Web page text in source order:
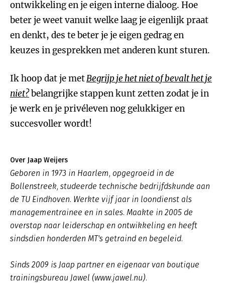
ontwikkeling en je eigen interne dialoog. Hoe
beter je weet vanuit welke laag je eigenlijk praat
en denkt, des te beter je je eigen gedrag en
keuzes in gesprekken met anderen kunt sturen.
Ik hoop dat je metBegrijp je het niet of bevalt het je
niet?belangrijke stappen kunt zetten zodat je in
je werk en je privéleven nog gelukkiger en
succesvoller wordt!
Over Jaap Weijers
Geboren in 1973 in Haarlem, opgegroeid in de
Bollenstreek, studeerde technische bedrijfdskunde aan
de TU Eindhoven. Werkte vijf jaar in loondienst als
managementrainee en in sales. Maakte in 2005 de
overstap naar leiderschap en ontwikkeling en heeft
sindsdien honderden MT's getraind en begeleid.
Sinds 2009 is Jaap partner en eigenaar van boutique
trainingsbureau Jawel (www.jawel.nu).